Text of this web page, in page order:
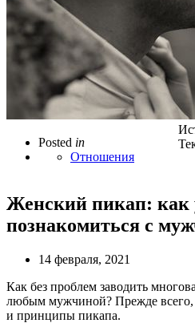
Posted in
Отношения
Женский пикап: как
познакомиться с
14 февраля, 2021
Как без проблем заводить
любым мужчиной? Прежде всего,
и принципы пикапа.